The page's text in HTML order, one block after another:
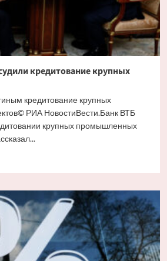
кредитование крупных
кредитование крупных
РИА НовостиВести.Банк ВТБ
крупных промышленных